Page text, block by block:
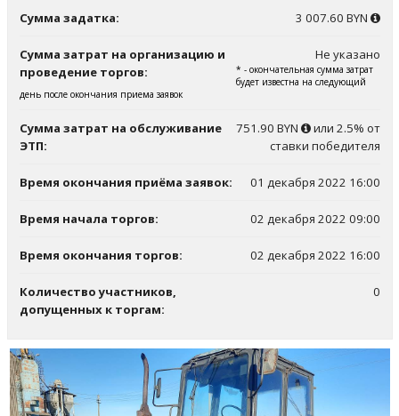
Сумма задатка: 3 007.60 BYN
Сумма затрат на организацию и
проведение торгов:
Не указано
* - окончательная сумма затрат
будет известна на следующий
день после окончания приема заявок
Сумма затрат на обслуживание
ЭТП:
751.90 BYN
или 2.5% от
ставки победителя
Время окончания приёма заявок: 01 декабря 2022 16:00
Время начала торгов: 02 декабря 2022 09:00
Время окончания торгов: 02 декабря 2022 16:00
Количество участников,
допущенных к торгам:
0